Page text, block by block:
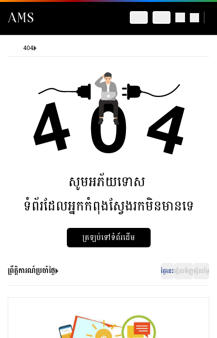
404
សូមអភ័យទោស
ទំព័រដែលអ្នកកំពុងស្វែងរកមិនមានទេ
ត្រឡប់ទៅទំព័រដើម
ព្រឹត្តិការណ៍ប្រចាំថ្ងៃ ថ្ងៃនេះម្សិលមិញម្សិលម្ងៃ